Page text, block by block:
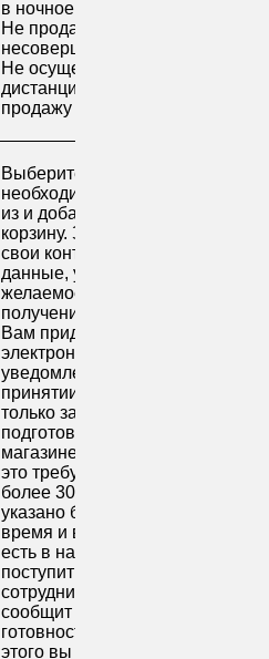
в ночное время
Не продаем алкоголь
несовершеннолетним
Не осуществляем
дистанционную
продажу
Выберите
необходимые товары
из и добавьте их в
корзину. Заполните
свои контактные
данные, укажите
желаемое время
получения заказа.
Вам придет по
электронной почте
уведомление о
принятии заказа. Как
только заказ
подготовят в
магазине (обычно на
это требуется не
более 30 минут, если
указано ближайшее
время и весь товар
есть в наличии), вам
поступит письмо от
сотрудника, который
сообщит о
готовности. После
этого вы можете